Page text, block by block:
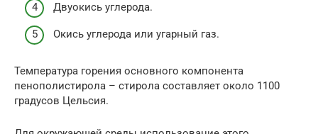
Двуокись углерода.
Окись углерода или угарный газ.
Температура горения основного компонента
пенополистирола – стирола составляет около 1100
градусов Цельсия.